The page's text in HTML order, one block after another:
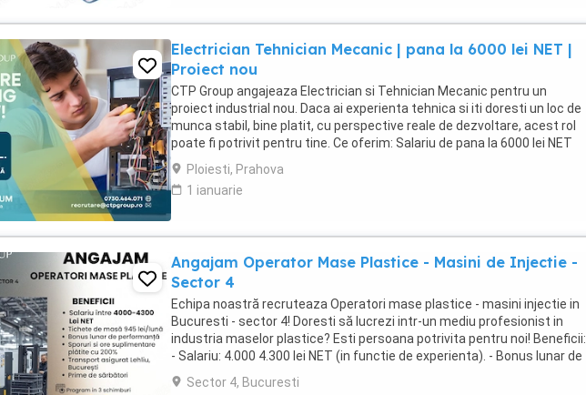
Electrician Tehnician Mecanic | pana la 6000 lei NET |
Proiect nou
CTP Group angajeaza Electrician si Tehnician Mecanic pentru un
proiect industrial nou. Daca ai experienta tehnica si iti doresti un loc de
munca stabil, bine platit, cu perspective reale de dezvoltare, acest rol
poate fi potrivit pentru tine. Ce oferim: Salariu de pana la 6000 lei NET
(in functie ...
Ploiesti, Prahova
1 ianuarie
Angajam Operator Mase Plastice - Masini de Injectie -
Sector 4
Echipa noastră recruteaza Operatori mase plastice - masini injectie in
Bucuresti - sector 4! Doresti să lucrezi intr-un mediu profesionist in
industria maselor plastice? Esti persoana potrivita pentru noi! Beneficii:
- Salariu: 4.000 4.300 lei NET (in functie de experienta). - Bonus lunar de
performanta: ...
Sector 4, Bucuresti